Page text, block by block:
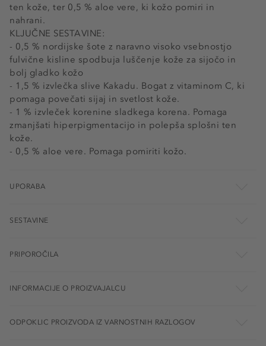
ten kože, ter 0,5 % aloe vere, ki kožo pomiri in
nahrani.
KLJUČNE SESTAVINE:
- 0,5 % nordijske šote z naravno visoko vsebnostjo
fulvične kisline spodbuja luščenje kože za sijočo in
bolj gladko kožo
- 1,5 % izvlečka slive Kakadu. Bogat z vitaminom C, ki
pomaga povečati sijaj in svetlost kože.
- 1 % izvleček korenine sladkega korena. Pomaga
zmanjšati hiperpigmentacijo in polepša splošni ten
kože.
- 0,5 % aloe vere. Pomaga pomiriti kožo.
UPORABA
SESTAVINE
PRIPOROČILA
INFORMACIJE O PROIZVAJALCU
ODPOKLIC PROIZVODA IZ VARNOSTNIH RAZLOGOV